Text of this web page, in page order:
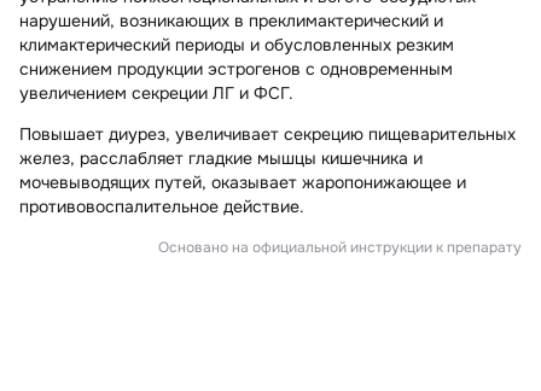
нарушений, возникающих в преклимактерический и
климактерический периоды и обусловленных резким
снижением продукции эстрогенов с одновременным
увеличением секреции ЛГ и ФСГ.
Повышает диурез, увеличивает секрецию пищеварительных
желез, расслабляет гладкие мышцы кишечника и
мочевыводящих путей, оказывает жаропонижающее и
противовоспалительное действие.
Основано на официальной инструкции к препарату